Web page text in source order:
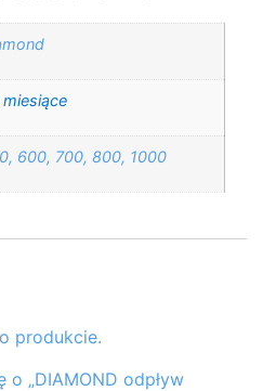
600, 700, 800, 1000
produkcie.
„DIAMOND odpływ